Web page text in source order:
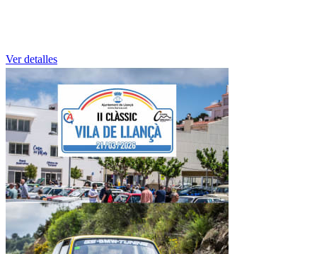
Ver detalles